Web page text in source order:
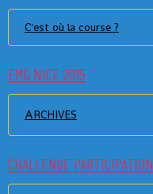
C'est où la course ?
EMG NICE 2015
ARCHIVES
CHALLENGE PARTICIPATION